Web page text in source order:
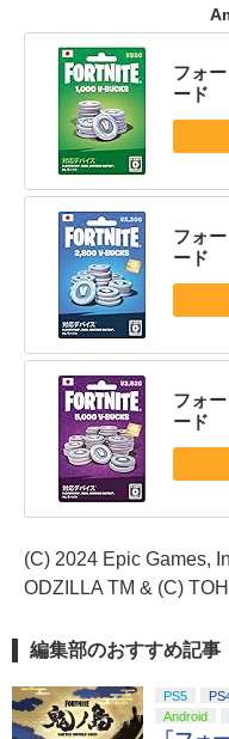
フォ
ード
フォ
ード
フォ
ード
(C) 2024 Epic Games,
ODZILLA TM & (C)
編集部のおすすめ記事
PS5
Android